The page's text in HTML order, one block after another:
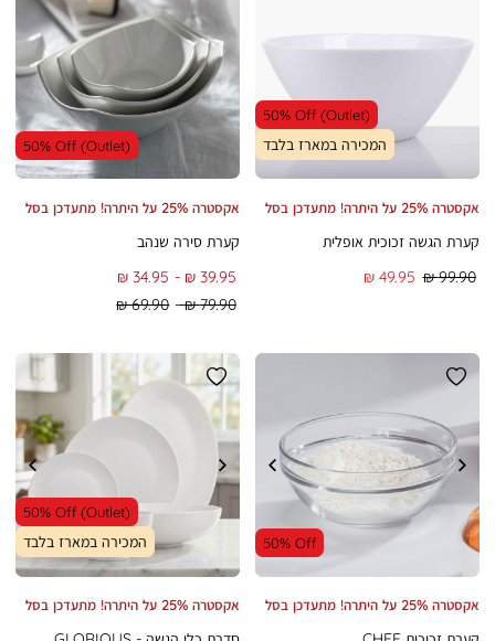
50% Off (Outlet)
המכירה במארז בלבד
אקסטרה 25% על היתרה! מתעדכן בסל
קערת הגשה זכוכית אופלית
מחיר
49.95 ₪
מחיר
99.90 ₪
50% Off (Outlet)
אקסטרה 25% על היתרה! מתעדכן בסל
קערת סירה שנהב
Regular
69.90 ₪
Regular
79.90 ₪
From
34.95 ₪ To
39.95 ₪
50% Off
אקסטרה 25% על היתרה! מתעדכן בסל
50% Off (Outlet)
המכירה במארז בלבד
אקסטרה 25% על היתרה! מתעדכן בסל